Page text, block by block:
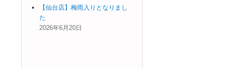
【仙台店】梅雨入りとなりまし
た
2026年6月20日